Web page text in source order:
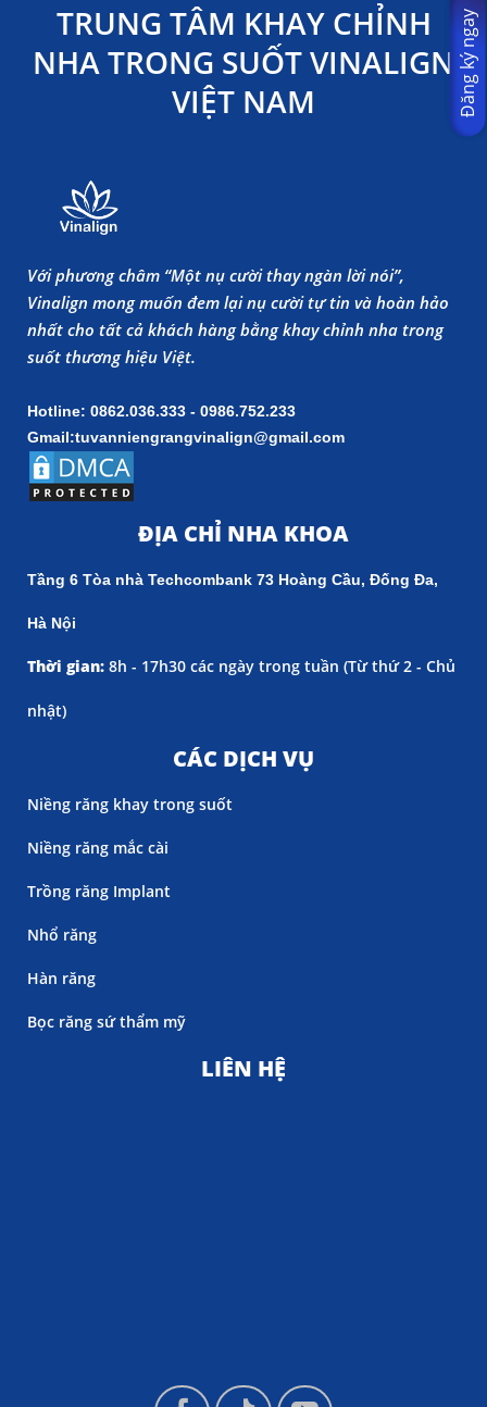
TRUNG TÂM KHAY CHỈNH
NHA TRONG SUỐT VINALIGN
VIỆT NAM
Với phương châm “Một nụ cười thay ngàn lời nói”,
Vinalign mong muốn đem lại nụ cười tự tin và hoàn hảo
nhất cho tất cả khách hàng bằng khay chỉnh nha trong
suốt thương hiệu Việt.
Hotline: 0862.036.333 - 0986.752.233
Gmail:tuvanniengrangvinalign@gmail.com
ĐỊA CHỈ NHA KHOA
Tầng 6 Tòa nhà Techcombank 73 Hoàng Cầu, Đống Đa,
Hà Nội
Thời gian: 8h - 17h30 các ngày trong tuần (Từ thứ 2 - Chủ
nhật)
CÁC DỊCH VỤ
Niềng răng khay trong suốt
Niềng răng mắc cài
Trồng răng Implant
Nhổ răng
Hàn răng
Bọc răng sứ thẩm mỹ
LIÊN HỆ
Đăng ký ngay